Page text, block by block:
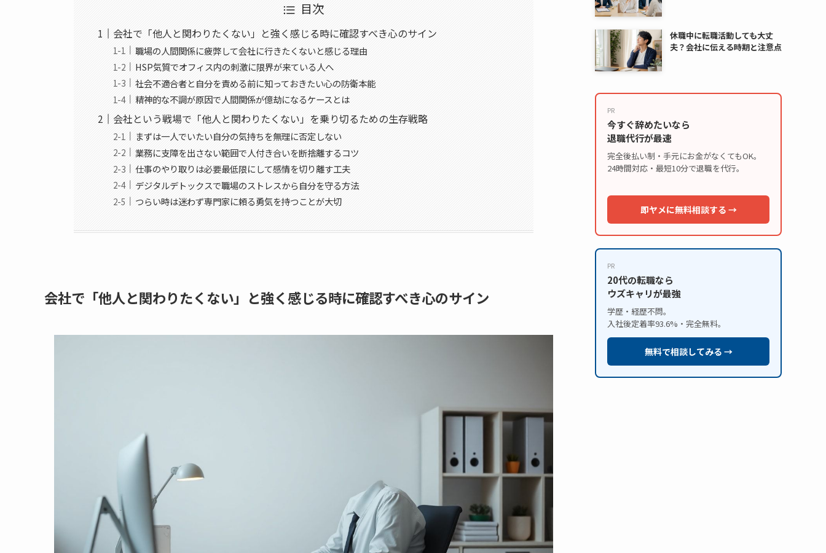
目次
会社で「他人と関わりたくない」と強く感じる時に確認すべき心のサイン
職場の人間関係に疲弊して会社に行きたくないと感じる理由
HSP気質でオフィス内の刺激に限界が来ている人へ
社会不適合者と自分を責める前に知っておきたい心の防衛本能
精神的な不調が原因で人間関係が億劫になるケースとは
会社という戦場で「他人と関わりたくない」を乗り切るための生存戦略
まずは一人でいたい自分の気持ちを無理に否定しない
業務に支障を出さない範囲で人付き合いを断捨離するコツ
仕事のやり取りは必要最低限にして感情を切り離す工夫
デジタルデトックスで職場のストレスから自分を守る方法
つらい時は迷わず専門家に頼る勇気を持つことが大切
会社で「他人と関わりたくない」と強く感じる時に確認すべき心のサイン
休職中に転職活動しても大丈
夫？会社に伝える時期と注意点
PR
今すぐ辞めたいなら
退職代行が最速
完全後払い制・手元にお金がなくてもOK。
24時間対応・最短10分で退職を代行。
即ヤメに無料相談する →
PR
20代の転職なら
ウズキャリが最強
学歴・経歴不問。
入社後定着率93.6%・完全無料。
無料で相談してみる →